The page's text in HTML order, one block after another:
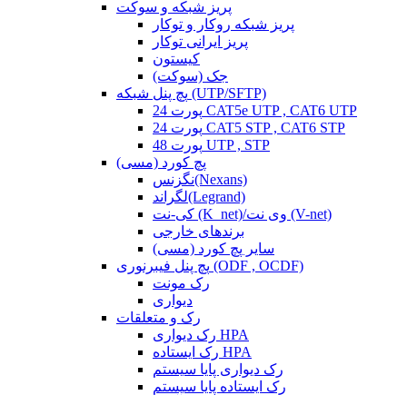
پریز شبکه و سوکت
پریز شبکه روکار و توکار
پریز ایرانی توکار
کیستون
جک (سوکت)
پچ پنل شبکه (UTP/SFTP)
24 پورت CAT5e UTP , CAT6 UTP
24 پورت CAT5 STP , CAT6 STP
48 پورت UTP , STP
پچ کورد (مسی)
نگزنس(Nexans)
لگراند(Legrand)
کی-نت (K_net)/وی نت (V-net)
برندهای خارجی
سایر پچ کورد (مسی)
پچ پنل فیبرنوری (ODF , OCDF)
رک مونت
دیواری
رک و متعلقات
رک دیواری HPA
رک ایستاده HPA
رک دیواری پایا سیستم
رک ایستاده پایا سیستم